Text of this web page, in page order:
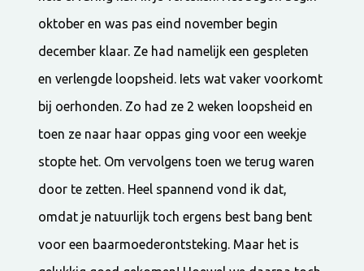
oktober en was pas eind november begin
december klaar. Ze had namelijk een gespleten
en verlengde loopsheid. Iets wat vaker voorkomt
bij oerhonden. Zo had ze 2 weken loopsheid en
toen ze naar haar oppas ging voor een weekje
stopte het. Om vervolgens toen we terug waren
door te zetten. Heel spannend vond ik dat,
omdat je natuurlijk toch ergens best bang bent
voor een baarmoederontsteking. Maar het is